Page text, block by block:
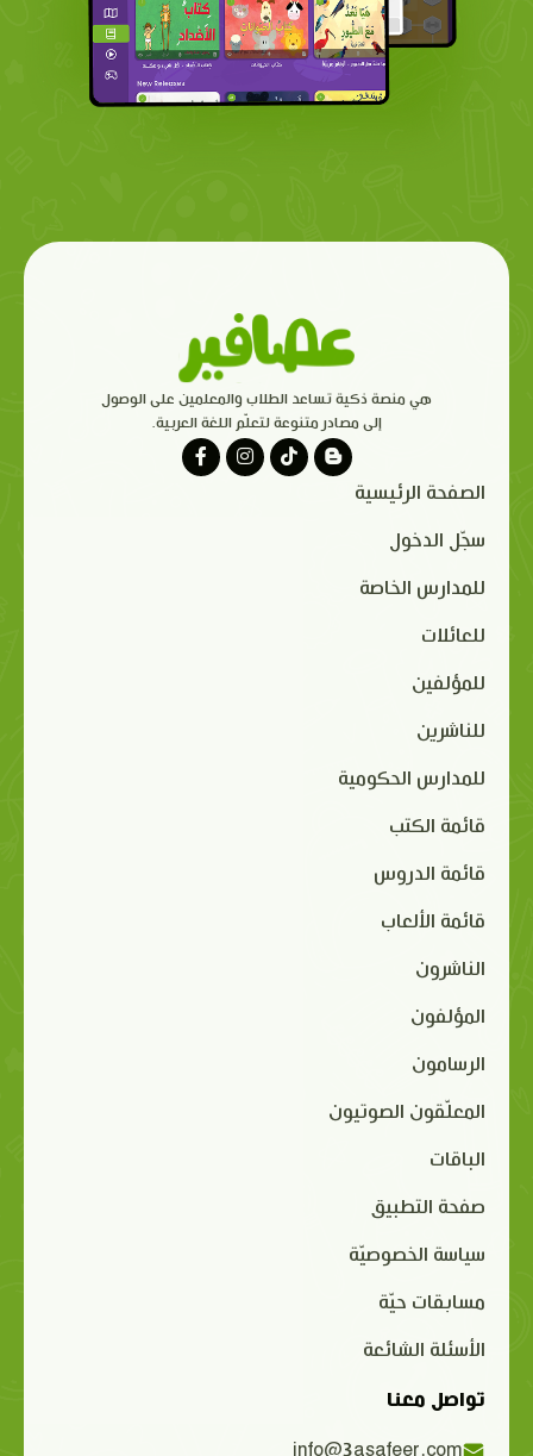
هي منصة ذكية تساعد الطلاب والمعلمين على الوصول
إلى مصادر متنوعة لتعلّم اللغة العربية.
الصفحة الرئيسية
سجّل الدخول
للمدارس الخاصة
للعائلات
للمؤلفين
للناشرين
للمدارس الحكومية
قائمة الكتب
قائمة الدروس
قائمة الألعاب
الناشرون
المؤلفون
الرسامون
المعلّقون الصوتيون
الباقات
صفحة التطبيق
سياسة الخصوصيّة
مسابقات حيّة
الأسئلة الشائعة
تواصل معنا
info@3asafeer.com